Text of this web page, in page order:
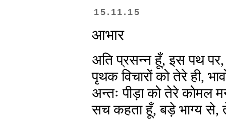
15.11.15
आभार
अति प्रसन्न हूँ, इस पथ पर,
पृथक विचारों को तेरे ही,
अन्तः पीड़ा को तेरे कोमल
सच कहता हूँ, बड़े भाग्य से,